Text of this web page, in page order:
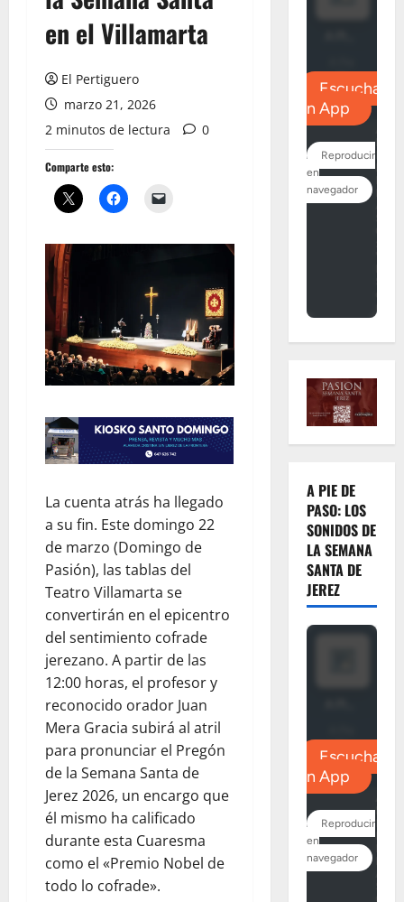
en el Villamarta
El Pertiguero
marzo 21, 2026
2 minutos de lectura
0
Comparte esto:
La cuenta atrás ha llegado
a su fin. Este domingo 22
de marzo (Domingo de
Pasión), las tablas del
Teatro Villamarta se
convertirán en el epicentro
del sentimiento cofrade
jerezano. A partir de las
12:00 horas, el profesor y
reconocido orador Juan
Mera Gracia subirá al atril
para pronunciar el Pregón
de la Semana Santa de
Jerez 2026, un encargo que
él mismo ha calificado
durante esta Cuaresma
como el «Premio Nobel de
todo lo cofrade».
A PIE DE
PASO: LOS
SONIDOS DE
LA SEMANA
SANTA DE
JEREZ